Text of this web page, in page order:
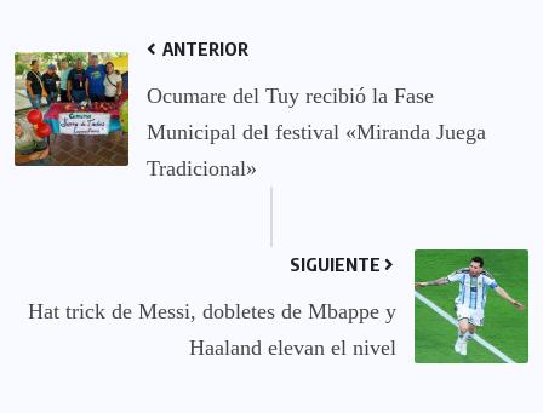
ANTERIOR
Ocumare del Tuy recibió la Fase
Municipal del festival «Miranda Juega
Tradicional»
SIGUIENTE
Hat trick de Messi, dobletes de Mbappe y
Haaland elevan el nivel